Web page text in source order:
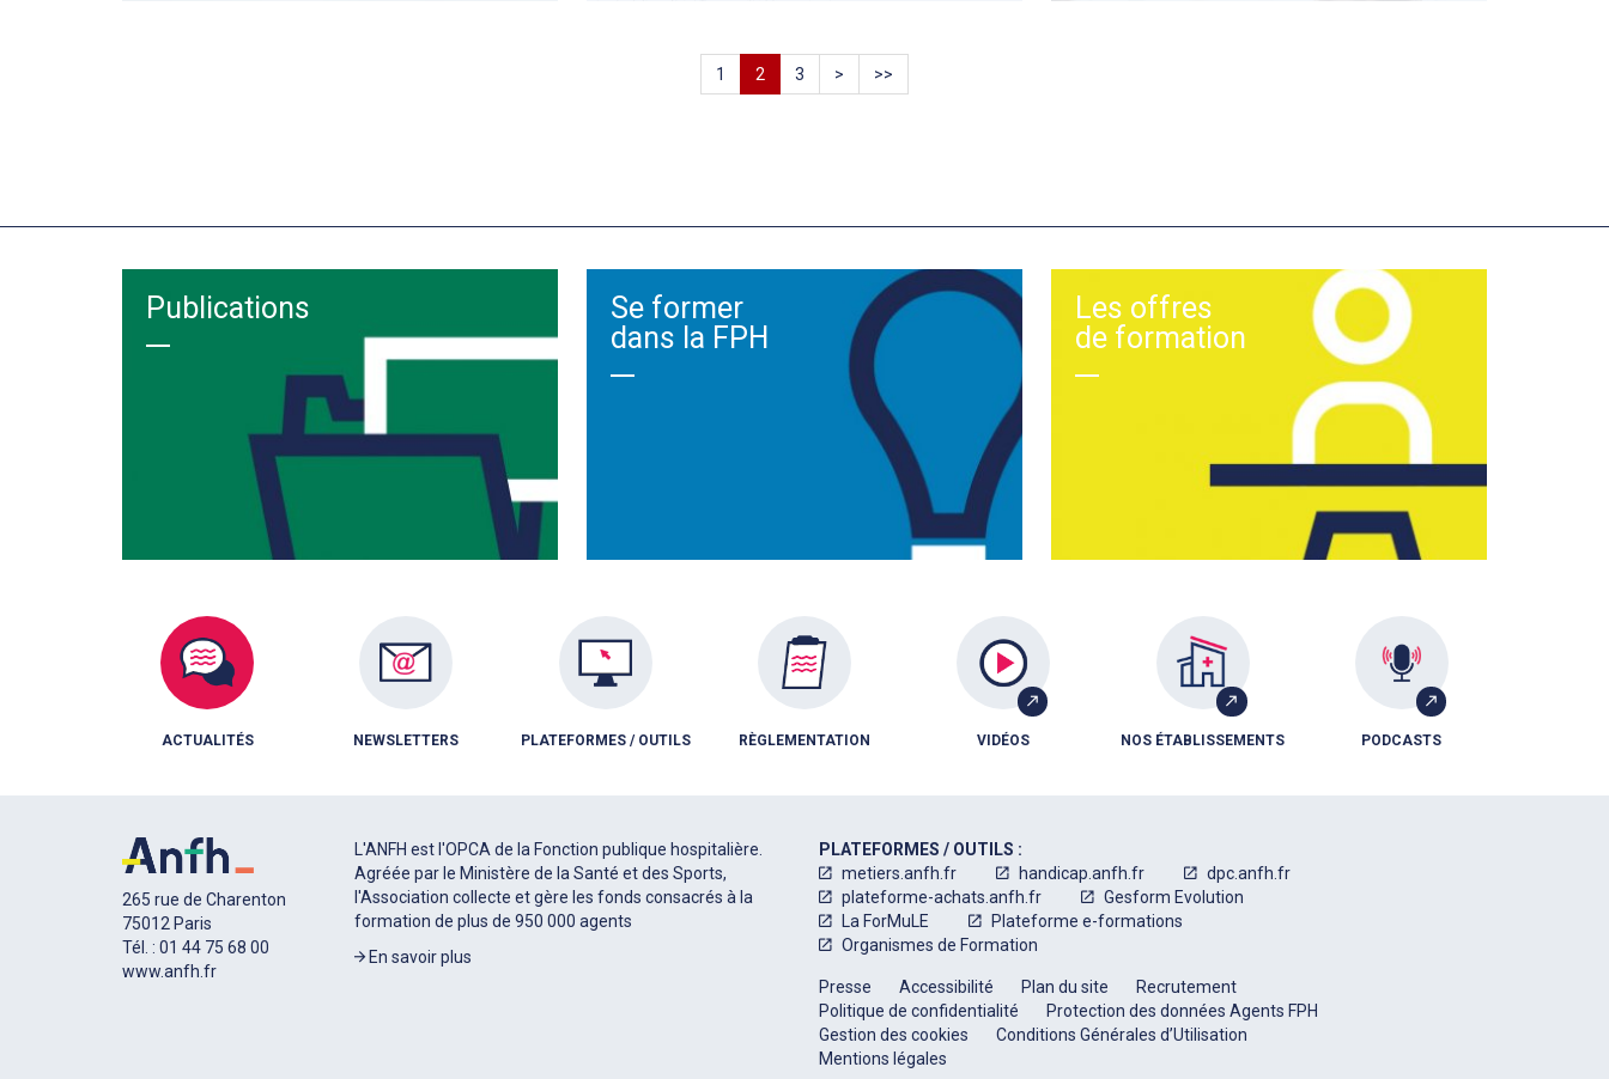
1 2 3 > >>
Publications
Se former
dans la FPH
Les offres
de formation
ACTUALITÉS NEWSLETTERS PLATEFORMES / OUTILS RÈGLEMENTATION VIDÉOS NOS ÉTABLISSEMENTS PODCASTS
265 rue de Charenton
75012 Paris
Tél. : 01 44 75 68 00
www.anfh.fr
L'ANFH est l'OPCA de la Fonction publique hospitalière.
Agréée par le Ministère de la Santé et des Sports,
l'Association collecte et gère les fonds consacrés à la
formation de plus de 950 000 agents
En savoir plus
PLATEFORMES / OUTILS :
metiers.anfh.fr
handicap.anfh.fr
dpc.anfh.fr
plateforme-achats.anfh.fr
Gesform Evolution
La ForMuLE
Plateforme e-formations
Organismes de Formation
Presse Accessibilité Plan du site
Recrutement
Politique de confidentialité
Protection des données Agents FPH
Gestion des cookies
Conditions Générales d’Utilisation
Mentions légales